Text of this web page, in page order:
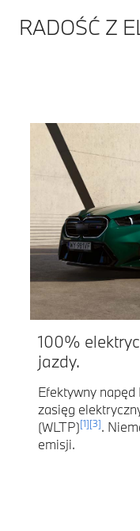
RADOŚĆ Z
100%
jazdy.
Efektywny
zasięg
(WLTP)[1][3].
emisji.